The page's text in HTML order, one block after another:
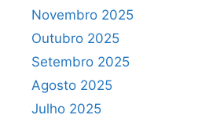
Novembro 2025
Outubro 2025
Setembro 2025
Agosto 2025
Julho 2025